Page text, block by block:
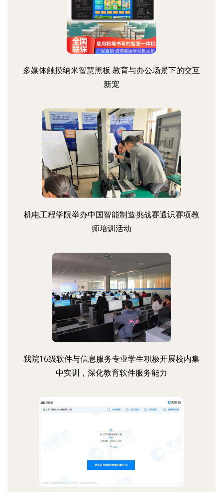
多媒体触摸纳米智慧黑板 教育与办公场景下的交互
新宠
机电工程学院举办中国智能制造挑战赛通识赛项教
师培训活动
我院16级软件与信息服务专业学生积极开展校内集
中实训，深化教育软件服务能力